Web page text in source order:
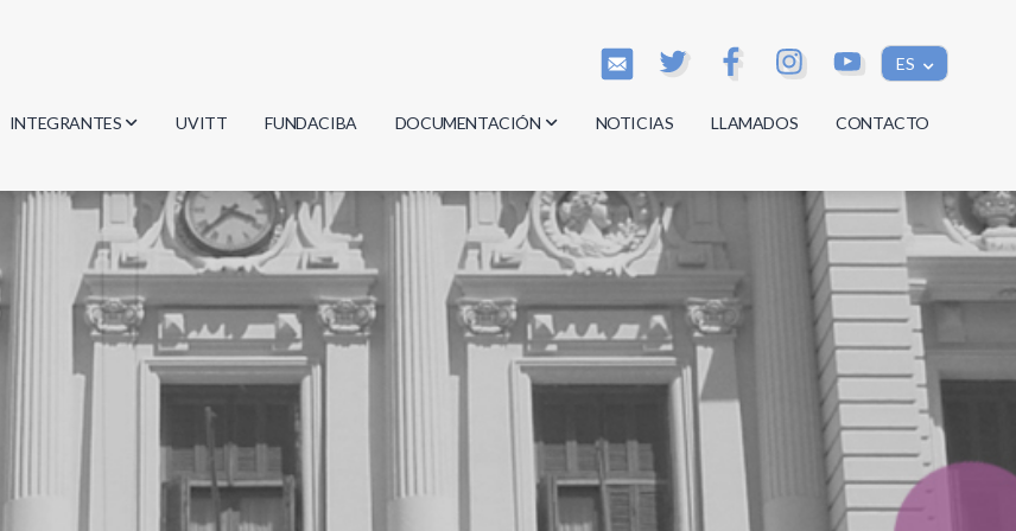
ES
INTEGRANTES
Investigadores
Estudiantes
Egresados
UVITT FUNDACIBA DOCUMENTACIÓN
Actas
Reglamentos
Documentos
NOTICIAS LLAMADOS CONTACTO